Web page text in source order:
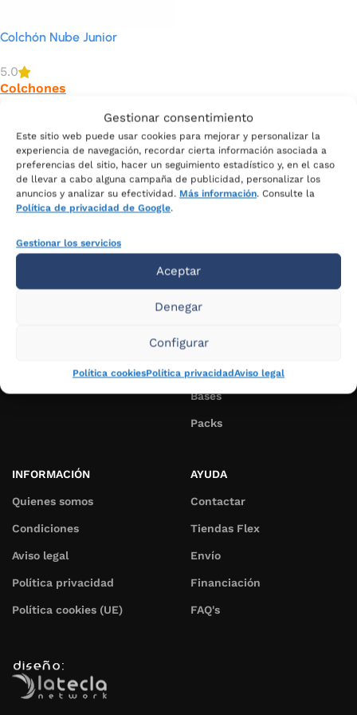
Gestionar consentimiento
Este sitio web puede usar cookies para mejorar y personalizar la
experiencia de navegación, recordar cierta información asociada a
preferencias del sitio, hacer un seguimiento estadístico y, en el caso
de llevar a cabo alguna campaña de publicidad, personalizar los
anuncios y analizar su efectividad. Más información. Consulte la
Política de privacidad de Google.
Gestionar los servicios
Aceptar
Denegar
Configurar
Política cookiesPolítica privacidadAviso legal
Colchón Nube Junior
5.0
Colchones
618 €
309€
MEDIDA
Seleccionar opciones
COMPRAR
Tienda
Colchones
Bases
Packs
INFORMACIÓN
Quienes somos
Condiciones
Aviso legal
Política privacidad
Política cookies (UE)
AYUDA
Contactar
Tiendas Flex
Envío
Financiación
FAQ's